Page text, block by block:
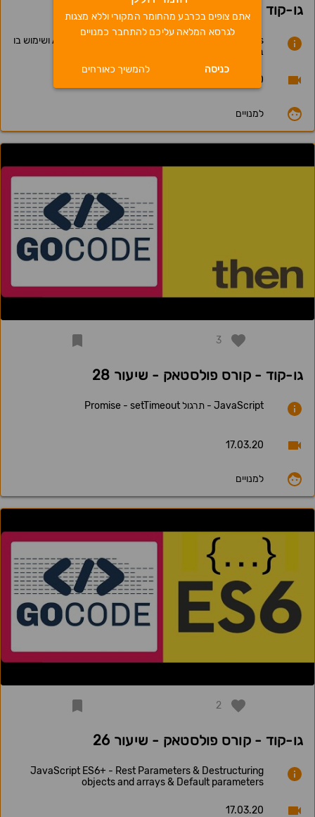
גו-קוד - קורס פולסטאק - שיעור 47
Vue.js - שיעור 11 - משיכת מידע משרת בעזרת Axios ושימוש בו
בקומפוננטה
17.03.20
למנויים
3
גו-קוד - קורס פולסטאק - שיעור 28
JavaScript - תרגול Promise - setTimeout
17.03.20
למנויים
2
גו-קוד - קורס פולסטאק - שיעור 26
JavaScript ES6+ - Rest Parameters & Destructuring
objects and arrays & Default parameters
17.03.20
אתם צופים בכרבע מהחומר המקורי וללא מצגות
לגרסא המלאה עליכם להתחבר כמנויים
כניסה להמשיך כאורחים